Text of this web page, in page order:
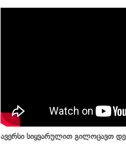
ავერსი სიყვარულით გილოცავთ